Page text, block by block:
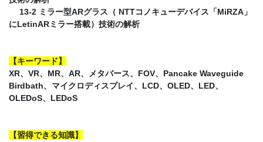
13-2 ミラー型ARグラス（ NTTコノキューデバイス「MiRZA」
にLetinARミラー搭載）技術の解析
【キーワード】
XR、VR、MR、AR、メタバース、FOV、Pancake Waveguide
Birdbath、マイクロディスプレイ、LCD、OLED、LED、
OLEDoS、LEDoS
【習得できる知識】